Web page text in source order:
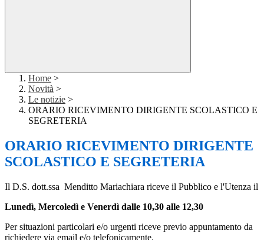
Home >
Novità >
Le notizie >
ORARIO RICEVIMENTO DIRIGENTE SCOLASTICO E
SEGRETERIA
ORARIO RICEVIMENTO DIRIGENTE
SCOLASTICO E SEGRETERIA
Il D.S. dott.ssa Menditto Mariachiara riceve il Pubblico e l'Utenza il
Lunedì, Mercoledì e Venerdì dalle 10,30 alle 12,30
Per situazioni particolari e/o urgenti riceve previo appuntamento da
richiedere via email e/o telefonicamente.